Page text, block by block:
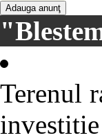
Terenul